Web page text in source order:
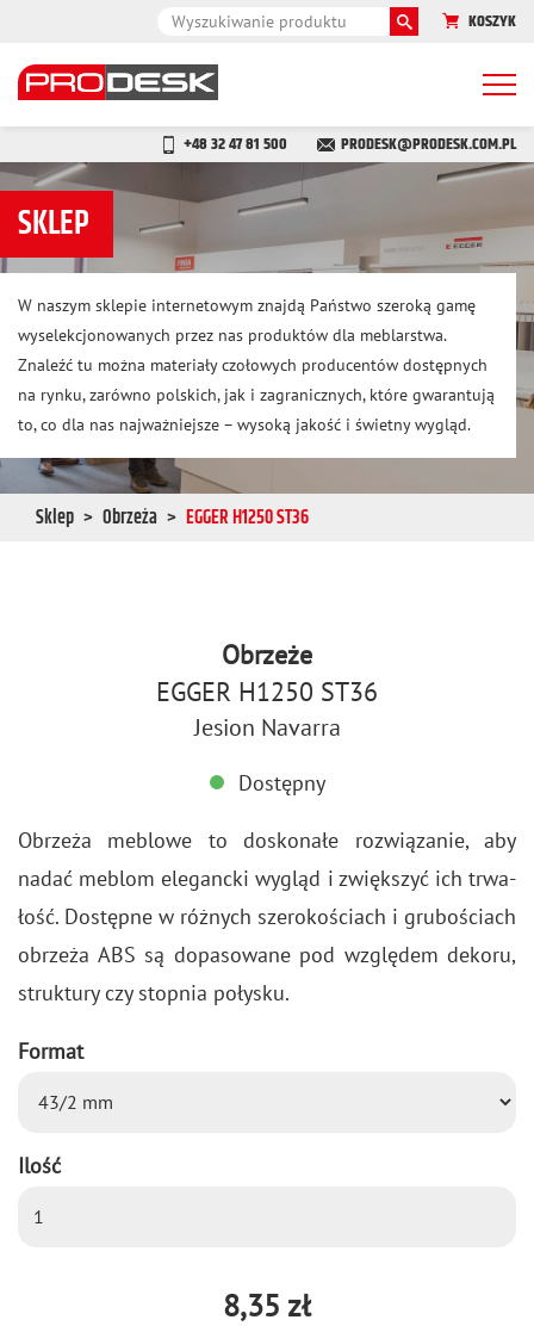
KOSZYK
+48 32 47 81 500 PRODESK@PRODESK.COM.PL
SKLEP
W naszym sklepie internetowym znajdą Państwo szeroką gamę
wyselekcjonowanych przez nas produktów dla meblarstwa.
Znaleźć tu można materiały czołowych producentów dostępnych
na rynku, zarówno polskich, jak i zagranicznych, które gwarantują
to, co dla nas najważniejsze – wysoką jakość i świetny wygląd.
Sklep Obrzeża EGGER H1250 ST36
Obrzeże
EGGER H1250 ST36
Jesion Navarra
Dostępny
Obrze­ża me­blo­we to do­sko­na­łe roz­wią­za­nie, aby
nadać me­blom ele­ganc­ki wy­gląd i zwięk­szyć ich trwa­
łość. Do­stęp­ne w róż­nych sze­ro­ko­ściach i gru­bo­ściach
obrze­ża ABS są do­pa­so­wa­ne pod wzglę­dem de­ko­ru,
struk­tu­ry czy stop­nia po­ły­sku.
Format
Ilość
8,35 zł